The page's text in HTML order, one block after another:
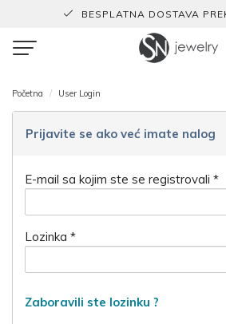
BESPLATNA DOSTAVA
Početna User Login
Prijavite se ako već imate nalog
E-mail sa kojim ste se registrovali *
Lozinka *
Zaboravili ste lozinku ?